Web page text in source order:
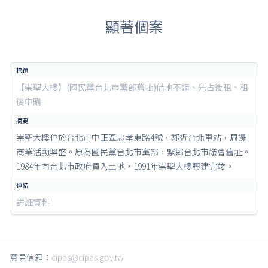
顯著個案
【崇聖大樓】(國民黨台北市黨部舊址)借地不還、先占後租、租
後申購
崇聖大樓位於台北市中正區忠孝東路4號，鄰近台北車站，周邊
商業活動興盛。原為國民黨台北市黨部，緊鄰台北市議會舊址。
1984年向台北市政府買入土地，1991年崇聖大樓興建完竣。
詳細資料
意見信箱： cipas@cipas.gov.tw